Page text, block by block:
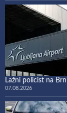
Lažni policist na
07.08.2026